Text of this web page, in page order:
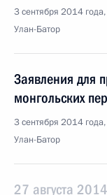
3 сентября 2014
Улан-Батор
Заявления для
монгольских
3 сентября 2014
Улан-Батор
27 августа